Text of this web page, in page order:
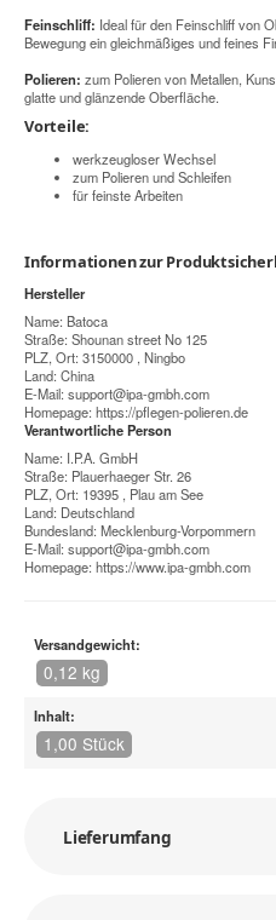
Feinschliff: Ideal für den Feinschliff von
Bewegung ein gleichmäßiges und feines
Polieren: zum Polieren von Metallen,
glatte und glänzende Oberfläche.
Vorteile:
werkzeugloser Wechsel
zum Polieren und Schleifen
für feinste Arbeiten
Informationen zur
Hersteller
Name: Batoca
Straße: Shounan street No 125
PLZ, Ort: 3150000 , Ningbo
Land: China
E-Mail: support@ipa-gmbh.com
Homepage: https://pflegen-polieren.de
Verantwortliche Person
Name: I.P.A. GmbH
Straße: Plauerhaeger Str. 26
PLZ, Ort: 19395 , Plau am See
Land: Deutschland
Bundesland: Mecklenburg-Vorpommern
E-Mail: support@ipa-gmbh.com
Homepage: https://www.ipa-gmbh.com
Versandgewicht:
0,12 kg
Inhalt:
1,00 Stück
Lieferumfang